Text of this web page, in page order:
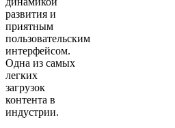
развития и
приятным
пользовательским
интерфейсом.
Одна из самых
легких
загрузок
контента в
индустрии.